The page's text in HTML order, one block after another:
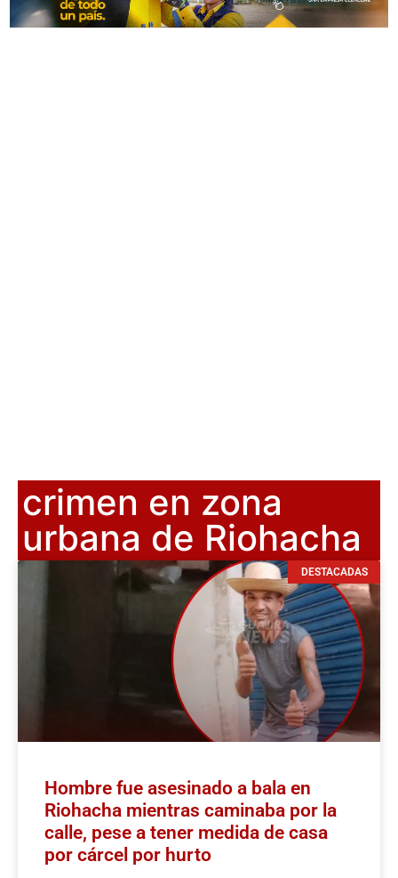
crimen en zona
urbana de Riohacha
DESTACADAS
Hombre fue asesinado a bala en
Riohacha mientras caminaba por la
calle, pese a tener medida de casa
por cárcel por hurto